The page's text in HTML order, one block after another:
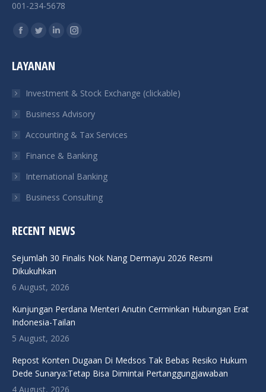
001-234-5678
Find us on:
Facebook
opens
new
window
Twitter
opens
new
window
Linkedin
new
window
Instagram
new
window
LAYANAN
Investment & Stock Exchange (clickable)
Business Advisory
Accounting & Tax Services
Finance & Banking
International Banking
Business Consulting
RECENT NEWS
Sejumlah 30 Finalis Nok Nang Dermayu 2026 Resmi
Dikukuhkan
6 August, 2026
Kunjungan Perdana Menteri Anutin Cerminkan Hubungan Erat
Indonesia-Tailan
5 August, 2026
Repost Konten Dugaan Di Medsos Tak Bebas Resiko Hukum
Dede Sunarya:Tetap Bisa Dimintai Pertanggungjawaban
4 August, 2026